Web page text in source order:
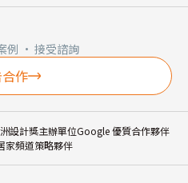
例 · 接受諮詢
作
設計獎主辦單位Google 優質合作夥伴
家頻道策略夥伴